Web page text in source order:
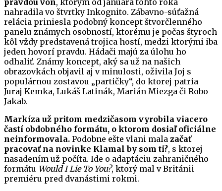
pravdou von, ktorým od januára tohto roka
nahradila vo štvrtky Inkognito. Zábavno-súťažná
relácia priniesla podobný koncept štvorčlenného
panelu známych osobností, ktorému je počas štyroch
kôl vždy predstavená trojica hostí, medzi ktorými iba
jeden hovorí pravdu. Hádači majú za úlohu ho
odhaliť. Známy koncept, aký sa už na našich
obrazovkách objavil aj v minulosti, oživila Joj s
populárnou zostavou „partičky“, do ktorej patria
Juraj Kemka, Lukáš Latinák, Marián Miezga či Robo
Jakab.
Markíza už pritom medzičasom vyrobila viacero
častí obdobného formátu, o ktorom dosiaľ oficiálne
neinformovala. Podobne ešte vlani mala začať
pracovať na novinke Klamal by som ti?, s ktorej
nasadením už počíta. Ide o adaptáciu zahraničného
formátu Would I Lie To You?, ktorý mal v Británii
premiéru pred dvanástimi rokmi.